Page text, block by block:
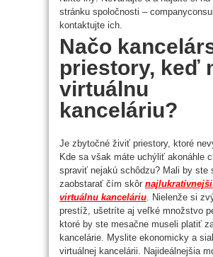
stránku spoločnosti –
kontaktujte ich.
Načo
priestory, keď
virtuálnu
kanceláriu?
Je zbytočné živiť priestory, ktoré
Kde sa však máte uchýliť akonáhle
spraviť nejakú schôdzu? Mali by ste
zaobstarať čím skôr
virtuálnu kanceláriu . Nielenže si
prestíž, ušetríte aj veľké množstvo
ktoré by ste mesačne museli platiť
kancelárie. Myslite ekonomicky a
virtuálnej kancelárii. Najideálnejšia